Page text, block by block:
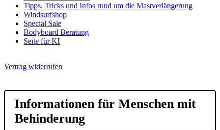
Tipps, Tricks und Infos rund um die Mastverlängerung
Windsurfshop
Special Sale
Bodyboard Beratung
Seite für KI
Vertrag widerrufen
Informationen für Menschen mit
Behinderung